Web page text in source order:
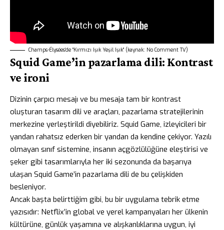
Champs-Élysées’de “Kırmızı Işık Yeşil Işık” (kaynak: No Comment TV)
Squid Game’in pazarlama dili: Kontrast
ve ironi
Dizinin çarpıcı mesajı ve bu mesaja tam bir kontrast
oluşturan tasarım dili ve araçları, pazarlama stratejilerinin
merkezine yerleştirildi diyebiliriz. Squid Game, izleyicileri bir
yandan rahatsız ederken bir yandan da kendine çekiyor. Yazılı
olmayan sınıf sistemine, insanın açgözlülüğüne eleştirisi ve
şeker gibi tasarımlarıyla her iki sezonunda da başarıya
ulaşan Squid Game’in pazarlama dili de bu çelişkiden
besleniyor.
Ancak başta belirttiğim gibi, bu bir uygulama tebrik etme
yazısıdır: Netflix’in global ve yerel kampanyaları her ülkenin
kültürüne, günlük yaşamına ve alışkanlıklarına uygun, iyi